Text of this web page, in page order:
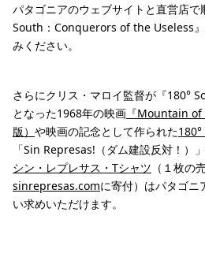
パタゴニアのウェブサイトと直営店
South：Conquerors of the Useless
みください。
さらにクリス・マロイ監督が『180°
となった1968年の映画 『Mountain
版） や映画の記念として作られた
「Sin Represas!（ダム建設反対！）
シン・レプレサス・Tシャツ （１枚の
sinrepresas.comに寄付）はパタゴニ
い求めいただけます。